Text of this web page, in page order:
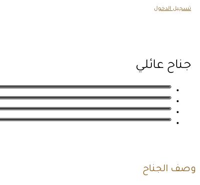
تسجيل الدخول
جناح عائلي
وصف الجناح